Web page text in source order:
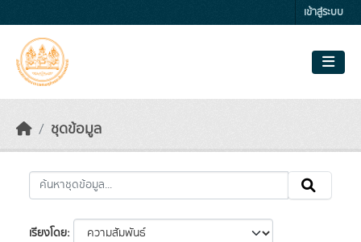
เข้าสู่ระบบ
ชุดข้อมูล
เรียงโดย